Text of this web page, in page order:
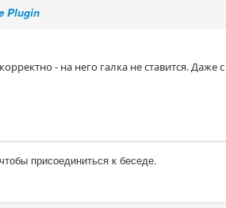
Plugin
- на него галка не ставится. Даже
присоединиться к беседе.